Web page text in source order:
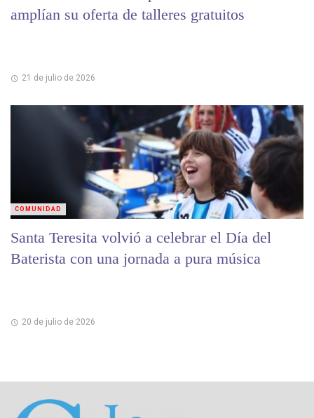
amplían su oferta de talleres gratuitos
21 de julio de 2026
Santa Teresita volvió a celebrar el Día del
Baterista con una jornada a pura música
20 de julio de 2026
COMUNIDAD